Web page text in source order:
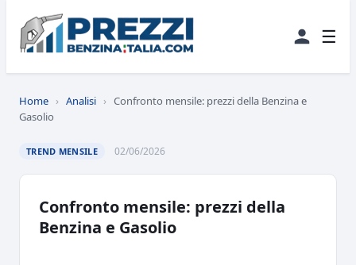
☰
Home › Analisi › Confronto mensile: prezzi della Benzina e
Gasolio
TREND MENSILE 02/06/2026
Confronto mensile: prezzi della
Benzina e Gasolio